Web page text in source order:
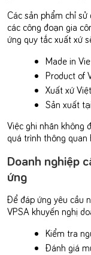
Các sản phẩm chỉ
các công đoạn gia
ứng quy tắc xuất xứ
Made in
Product of
Xuất xứ
Sản xuất
Việc ghi nhãn không
quá trình thông quan
Doanh nghiệp
ứng
Để đáp ứng yêu cầu
VPSA khuyến nghị
Kiểm tra
Đánh giá